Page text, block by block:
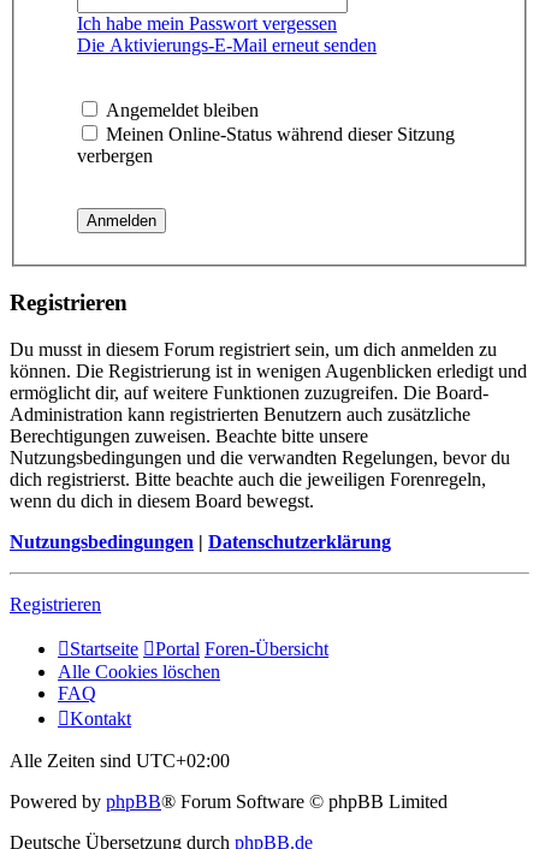
Ich habe mein Passwort vergessen
Die Aktivierungs-E-Mail erneut senden
Angemeldet bleiben
Meinen Online-Status während dieser Sitzung
verbergen
Registrieren
Du musst in diesem Forum registriert sein, um dich anmelden zu
können. Die Registrierung ist in wenigen Augenblicken erledigt und
ermöglicht dir, auf weitere Funktionen zuzugreifen. Die Board-
Administration kann registrierten Benutzern auch zusätzliche
Berechtigungen zuweisen. Beachte bitte unsere
Nutzungsbedingungen und die verwandten Regelungen, bevor du
dich registrierst. Bitte beachte auch die jeweiligen Forenregeln,
wenn du dich in diesem Board bewegst.
Nutzungsbedingungen | Datenschutzerklärung
Registrieren
Startseite Portal Foren-Übersicht
Alle Cookies löschen
FAQ
Kontakt
Alle Zeiten sind UTC+02:00
Powered by phpBB® Forum Software © phpBB Limited
Deutsche Übersetzung durch phpBB.de